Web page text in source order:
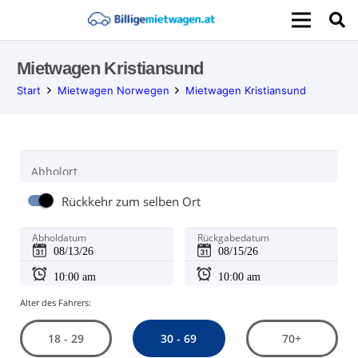
Mietwagen Kristiansund
Start Mietwagen Norwegen Mietwagen Kristiansund
Abholort
Rückkehr zum selben Ort
Abholdatum Rückgabedatum
Alter des Fahrers:
18 - 29 30 - 69 70+